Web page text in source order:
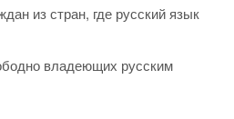
из стран, где русский язык
владеющих русским